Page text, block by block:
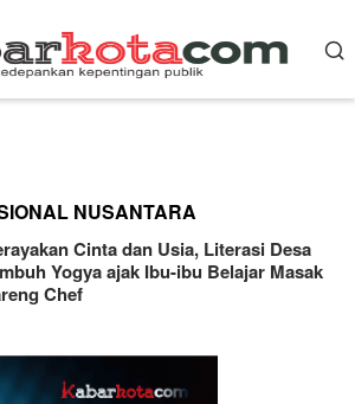
NUSANTARA
Cinta dan Usia, Literasi Desa
Yogya ajak Ibu-ibu Belajar Masak
Chef